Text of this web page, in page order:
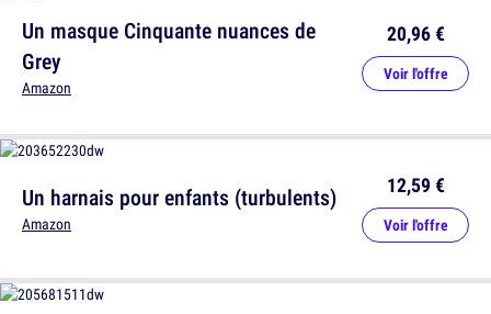
Un masque Cinquante nuances de
Grey
Amazon
20,96 €
Voir l'offre
Un harnais pour enfants (turbulents)
Amazon
12,59 €
Voir l'offre